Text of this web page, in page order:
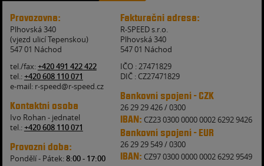
Provozovna:
Plhovská 340
(vjezd ulicí Tepenskou)
547 01 Náchod
tel./fax:+420 491 422 422
tel.:+420 608 110 071
e-mail: r-speed@r-speed.cz
Kontaktní osoba
Ivo Rohan - jednatel
tel.:+420 608 110 071
Provozní doba:
Pondělí - Pátek:8:00 - 17:00
Fakturačni adresa:
R-SPEED s.r.o.
Plhovská 340
547 01 Náchod
IČO : 27471829
DIČ : CZ27471829
Bankovní spojení - CZK
26 29 29 426 / 0300
IBAN: CZ23 0300 0000 0002 6292 9426
Bankovní spojení - EUR
26 29 29 549 / 0300
IBAN: CZ97 0300 0000 0002 6292 9549